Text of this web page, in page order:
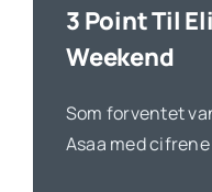
3 Point Til
Weekend
Som forventet
Asaa med cifrene